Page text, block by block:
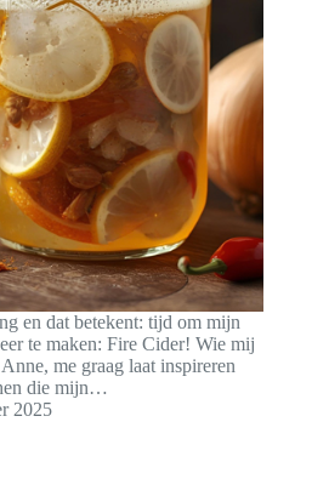
en dat betekent: tijd om mijn
te maken: Fire Cider! Wie mij
me graag laat inspireren
die mijn…
2025